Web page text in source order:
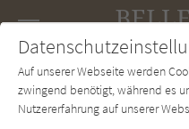
SUCHE Forum
Auf unserer Webseite werden
zwingend benötigt, während es
Nutzererfahrung auf unserer